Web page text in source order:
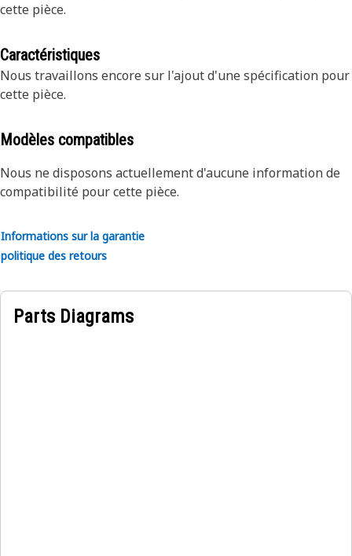
cette pièce.
Caractéristiques
Nous travaillons encore sur l'ajout d'une spécification pour
cette pièce.
Modèles compatibles
Nous ne disposons actuellement d'aucune information de
compatibilité pour cette pièce.
Informations sur la garantie
politique des retours
Parts Diagrams